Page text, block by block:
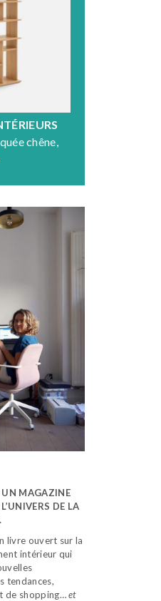
chêne,
UN MAGAZINE
DE LA
livre ouvert sur la
intérieur qui
tendances,
de shopping…et